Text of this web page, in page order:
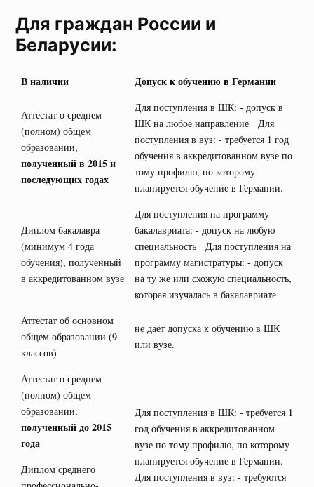
Для граждан России и
Беларусии:
В наличии Допуск к обучению в Германии
Аттестат о среднем
(полном) общем
образовании,
полученный в 2015 и
последующих годах
Для поступления в ШК: - допуск в
ШК на любое направление Для
поступления в вуз: - требуется 1 год
обучения в аккредитованном вузе по
тому профилю, по которому
планируется обучение в Германии.
Диплом бакалавра
(минимум 4 года
обучения), полученный
в аккредитованном вузе
Для поступления на программу
бакалавриата: - допуск на любую
специальность Для поступления на
программу магистратуры: - допуск
на ту же или схожую специальность,
которая изучалась в бакалавриате
Аттестат об основном
общем образовании (9
классов)
не даёт допуска к обучению в ШК
или вузе.
Аттестат о среднем
(полном) общем
образовании,
полученный до 2015
года
Для поступления в ШК: - требуется 1
год обучения в аккредитованном
вузе по тому профилю, по которому
планируется обучение в Германии.
Для поступления в вуз: - требуются
Диплом среднего